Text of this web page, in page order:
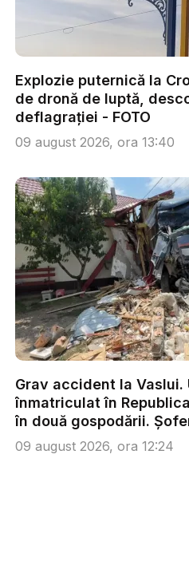
Explozie puternică la
de dronă de luptă,
deflagrației - FOTO
09 august 2026, ora 13:40
Grav accident la Vaslui.
înmatriculat în
în două gospodării.
încarc...
09 august 2026, ora 12:24